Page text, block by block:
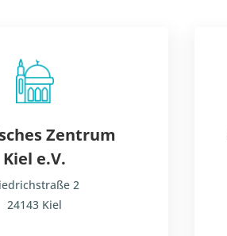
Zentrum
Kiel e.V.
2
24143 Kiel